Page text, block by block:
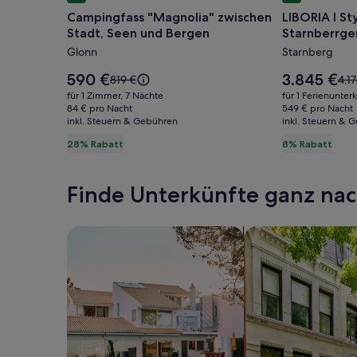
Campingfass
"Magnolia"
zwischen
Stadt,
Seen
und
Bergen
Campingfass "Magnolia" zwischen
Stadt, Seen und Bergen
Glonn
28% Rabatt
Der
Preis
beträgt
590 €.
590 €Der
alte
Preis
war
siehe
zum
819 €
für 1 Zimmer, 7 Nächte
84 € pro Nacht
inkl. Steuern & Gebühren
LIBORIA
I
Stylisches
Haus
5min
vom
See
LIBORIA I
Starnberg
8% Rabatt
Der
Preis
beträgt
3.845 €.
3.845 €Der
alte
Preis
war
zum
für 1
549 € pro Nacht
inkl. Steuern &
Finde Unterkünfte ganz
Suche nach Ferienhäusern Suche nach